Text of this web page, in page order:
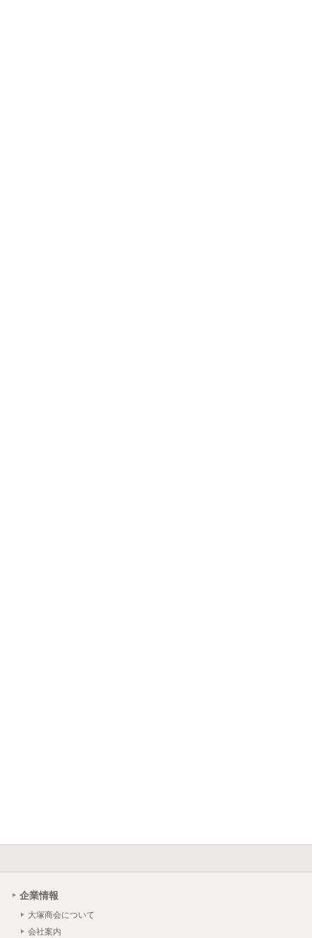
企業情報
大塚商会について
会社案内